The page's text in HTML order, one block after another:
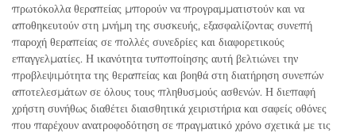
πρωτόκολλα θεραπείας μπορούν να προγραμματιστούν και να
αποθηκευτούν στη μνήμη της συσκευής, εξασφαλίζοντας συνεπή
παροχή θεραπείας σε πολλές συνεδρίες και διαφορετικούς
επαγγελματίες. Η ικανότητα τυποποίησης αυτή βελτιώνει την
προβλεψιμότητα της θεραπείας και βοηθά στη διατήρηση συνεπών
αποτελεσμάτων σε όλους τους πληθυσμούς ασθενών. Η διεπαφή
χρήστη συνήθως διαθέτει διαισθητικά χειριστήρια και σαφείς οθόνες
που παρέχουν ανατροφοδότηση σε πραγματικό χρόνο σχετικά με τις